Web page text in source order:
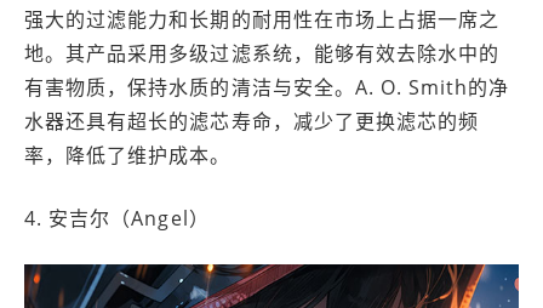
强大的过滤能力和长期的耐用性在市场上占据一席之
地。其产品采用多级过滤系统，能够有效去除水中的
有害物质，保持水质的清洁与安全。A. O. Smith的净
水器还具有超长的滤芯寿命，减少了更换滤芯的频
率，降低了维护成本。
4. 安吉尔（Angel）